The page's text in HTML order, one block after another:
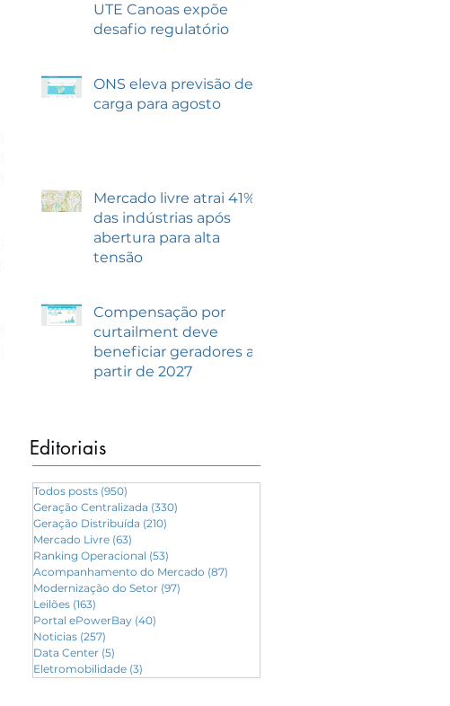
UTE Canoas expõe
desafio regulatório
ONS eleva previsão de
carga para agosto
Mercado livre atrai 41%
das indústrias após
abertura para alta
tensão
Compensação por
curtailment deve
beneficiar geradores a
partir de 2027
Editoriais
Todos posts (950)
Geração Centralizada (330)
Geração Distribuída (210)
Mercado Livre (63)
Ranking Operacional (53)
Acompanhamento do Mercado (87)
Modernização do Setor (97)
Leilões (163)
Portal ePowerBay (40)
Noticias (257)
Data Center (5)
Eletromobilidade (3)